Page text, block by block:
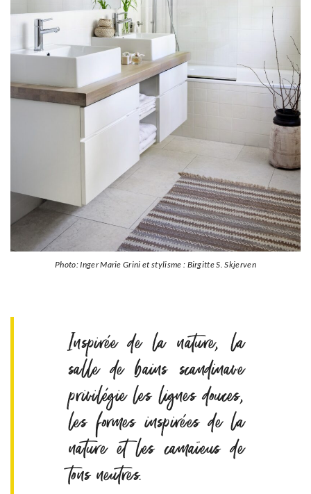
Photo: Inger Marie Grini et stylisme : Birgitte S. Skjerven
Inspirée de la nature, la
salle de bains scandinave
privilégie les lignes douces,
les formes inspirées de la
nature et les camaïeus de
tons neutres.